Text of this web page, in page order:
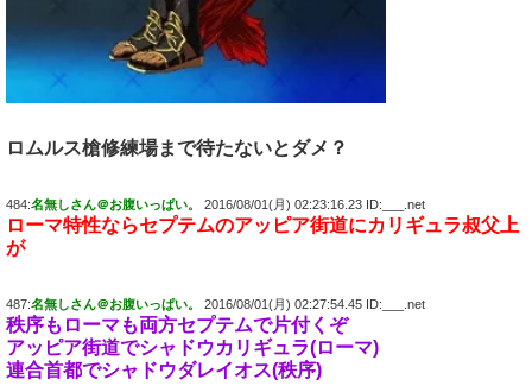
ロムルス槍修練場まで待たないとダメ？
484:名無しさん＠お腹いっぱい。 2016/08/01(月) 02:23:16.23 ID:___.net
ローマ特性ならセプテムのアッピア街道にカリギュラ叔父上
が
487:名無しさん＠お腹いっぱい。 2016/08/01(月) 02:27:54.45 ID:___.net
秩序もローマも両方セプテムで片付くぞ
アッピア街道でシャドウカリギュラ(ローマ)
連合首都でシャドウダレイオス(秩序)